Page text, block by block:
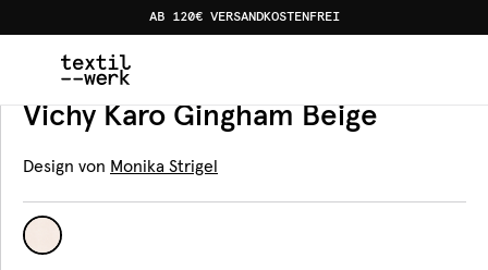
AB 120€ VERSANDKOSTENFREI
Produkte Bettwäsche Vichy Karo Gingham
Bettwäsche
Vichy Karo Gingham Beige
Design von Monika Strigel